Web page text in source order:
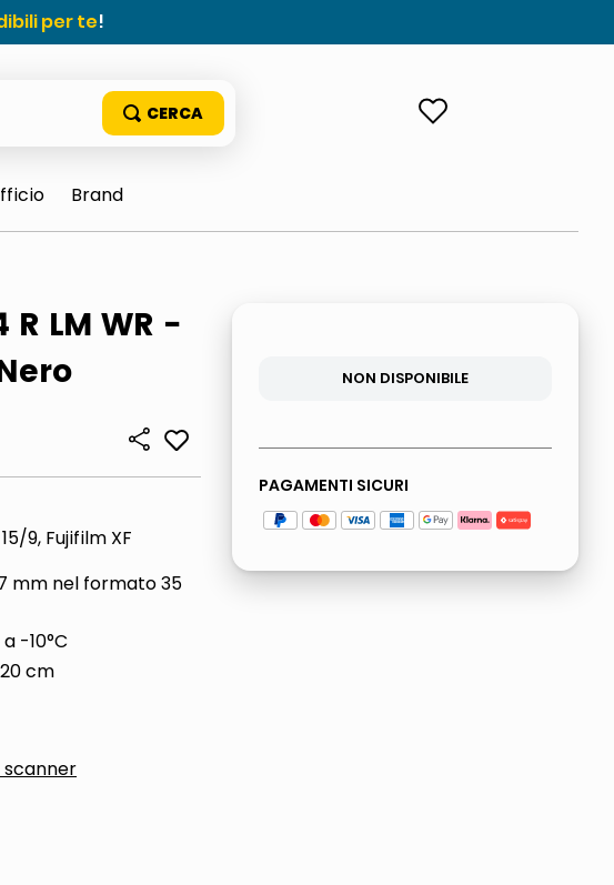
per te!
Brand
LM WR -
9, Fujifilm XF
mm nel formato 35
-10°C
cm
NON DISPONIBILE
PAGAMENTI SICURI